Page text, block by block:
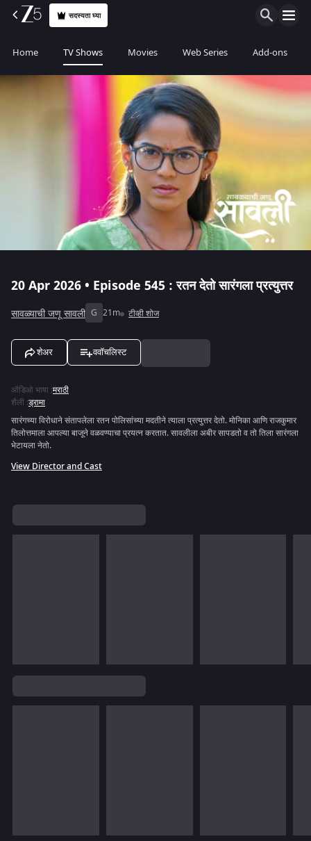
सदस्यता घ्या
Home TV Shows Movies Web Series Add-ons
20 Apr 2026 • Episode 545 : रतन देतो सारंगला प्रत्युत्तर
सावळ्याची जणू सावली G 21m टीव्ही शोज
शेअर ववॉचलिस्ट
ऑडिओ भाषा :मराठी
शैली :ड्रामा
सारंगच्या विरोधाने संतापलेला रतन पोलिसांच्या मदतीने त्याला प्रत्युत्तर देतो. मोनिका आणि राजकुमार
तिलोत्तमाला आपल्या बाजूने वळवण्याचा प्रयत्न करतात. सावलीला अबीर सापडतो व तो तिला सारंगला
भेटायला नेतो.
View Director and Cast